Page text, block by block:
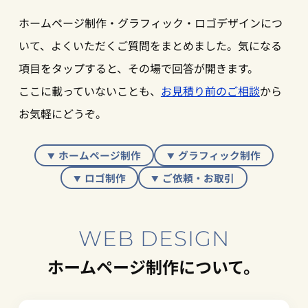
ホームページ制作・グラフィック・ロゴデザインにつ
いて、よくいただくご質問をまとめました。気になる
項目をタップすると、その場で回答が開きます。
ここに載っていないことも、 お見積り前のご相談から
お気軽にどうぞ。
ホームページ制作
グラフィック制作
ロゴ制作
ご依頼・お取引
WEB DESIGN
ホームページ制作について。